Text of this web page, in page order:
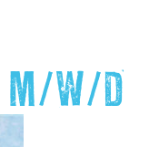
M/W/D